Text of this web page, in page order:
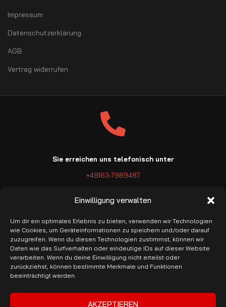
Einwilligung verwalten
Um dir ein optimales Erlebnis zu bieten, verwenden wir Technologien
wie Cookies, um Geräteinformationen zu speichern und/oder darauf
zuzugreifen. Wenn du diesen Technologien zustimmst, können wir
Daten wie das Surfverhalten oder eindeutige IDs auf dieser Website
verarbeiten. Wenn du deine Einwilligung nicht erteilst oder
zurückziehst, können bestimmte Merkmale und Funktionen
beeinträchtigt werden.
AKZEPTIEREN
Impressum
Datenschutzerklärung
AGB
Vertrag widerrufen
Sie erreichen uns telefonisch unter
+49163-7989487
E-Mail: info@pro-garage.com